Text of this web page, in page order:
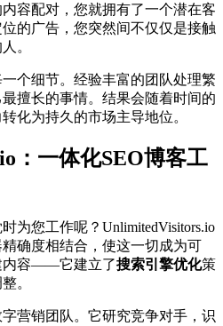
容配对，您就拥有了一个潜在客
的广告，您突然间不仅仅是接触
。
个细节。经验丰富的团队处理繁
擅长的事情。结果会随着时间的
化为持久的市场主导地位。
：一体化SEO博客工
为您工作呢？UnlimitedVisitors.io
确度相结合，使这一切成为可
内容——它建立了搜索引擎优化策
。
营销团队。它研究竞争对手，识